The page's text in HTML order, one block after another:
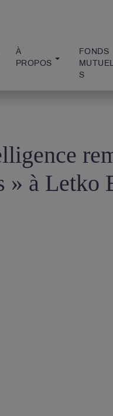
À
PROPOS
FONDS
S
» à Letko